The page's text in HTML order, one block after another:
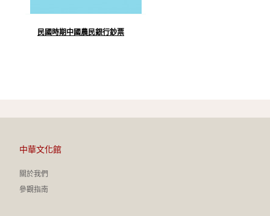
民國時期中國農民銀行鈔票
中華文化館
關於我們
參觀指南